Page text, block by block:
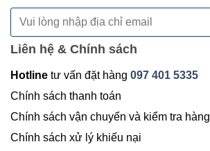
Liên hệ & Chính sách
Hotline tư vấn đặt hàng 097 401 5335
Chính sách thanh toán
Chính sách vận chuyển và kiểm tra hàng
Chính sách xử lý khiếu nại